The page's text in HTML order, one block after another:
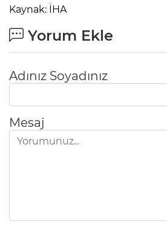
Kaynak: İHA
Yorum Ekle
Adınız Soyadınız
Mesaj